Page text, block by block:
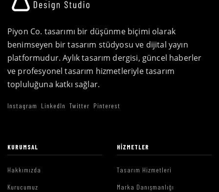
Piyon Co. tasarımı bir düşünme biçimi olarak
benimseyen bir tasarım stüdyosu ve dijital yayın
platformudur. Aylık tasarım dergisi, güncel haberler
ve profesyonel tasarım hizmetleriyle tasarım
topluluğuna katkı sağlar.
Instagram LinkedIn Twitter Pinterest
KURUMSAL
Hakkımızda
Kurucumuz
HIZMETLER
Tasarım Hizmetleri
Marka Danışmanlığı